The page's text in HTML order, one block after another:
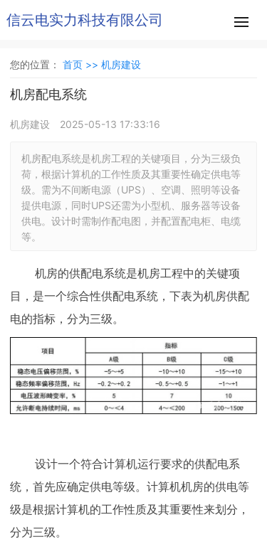
信云电实力科技有限公司
您的位置： 首页 >> 机房建设
机房配电系统
机房建设 2025-05-13 17:33:16
机房配电系统是机房工程的关键项目，分为三级负
荷，根据计算机的工作性质及其重要性确定供电等
级。需为不间断电源（UPS）、空调、照明等设备
提供电源，同时UPS还需为小型机、服务器等设备
供电。设计时需制作配电图，并配置配电柜、电缆
等。
机房的供配电系统是机房工程中的关键项
目，是一个综合性供配电系统，下表为机房供配
电的指标，分为三级。
设计一个符合计算机运行要求的供配电系
统，首先应确定供电等级。计算机机房的供电等
级是根据计算机的工作性质及其重要性来划分，
分为三级。